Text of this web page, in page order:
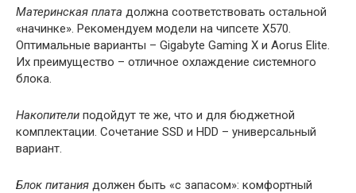
Материнская плата должна соответствовать остальной
«начинке». Рекомендуем модели на чипсете X570.
Оптимальные варианты – Gigabyte Gaming X и Aorus Elite.
Их преимущество – отличное охлаждение системного
блока.
Накопители подойдут те же, что и для бюджетной
комплектации. Сочетание SSD и HDD – универсальный
вариант.
Блок питания должен быть «с запасом»: комфортный